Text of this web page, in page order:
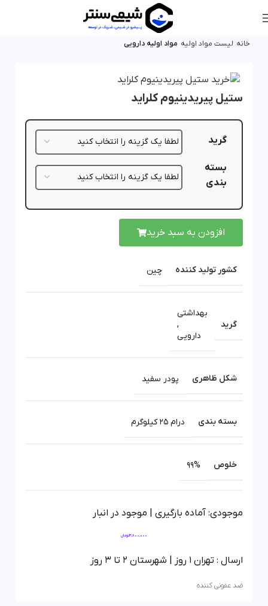
خانه لیست مواد اولیه مواد اولیه دارویی
ستیل پیریدینیوم کلراید
گرید
بسته
بندی
افزودن به سبد خرید
کشور تولید کننده چین
گرید
بهداشتی
,
دارویی
شکل ظاهری پودر سفید
بسته بندی درام 25 کیلوگرم
خلوص 99%
موجودی: آماده بارگیری | موجود در انبار
3,800,000تومان
ارسال : تهران 1 روز | شهرستان 2 تا 3 روز
ضد عفونی کننده